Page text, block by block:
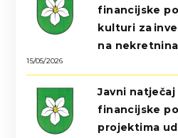
financijske
kulturi za
na
15/05/2026
Javni
financijske
projektima